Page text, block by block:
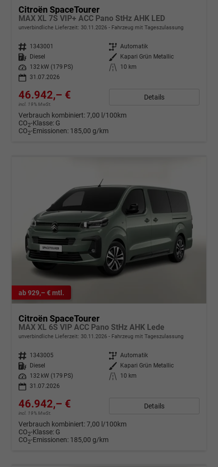
Citroën SpaceTourer
MAX XL 7S VIP+ ACC Pano StHz AHK LED
unverbindliche Lieferzeit: 30.11.2026 Fahrzeug mit Tageszulassung
Fahrzeugnr. 1343001 Getriebe Automatik
Kraftstoff
Diesel Außenfarbe
Kapari Grün Metallic
Leistung
132 kW (179 PS) Kilometerstand
10 km
31.07.2026
46.942,– €
incl. 19% MwSt.
Details
Verbrauch kombiniert:7,00 l/100km
CO2-Klasse: G
CO2-Emissionen: 185,00 g/km
ab 929,– € mtl.
Citroën SpaceTourer
MAX XL 6S VIP ACC Pano StHz AHK Lede
unverbindliche Lieferzeit: 30.11.2026 Fahrzeug mit Tageszulassung
Fahrzeugnr. 1343005 Getriebe Automatik
Kraftstoff
Diesel Außenfarbe
Kapari Grün Metallic
Leistung
132 kW (179 PS) Kilometerstand
10 km
31.07.2026
46.942,– €
incl. 19% MwSt.
Details
Verbrauch kombiniert:7,00 l/100km
CO2-Klasse: G
CO2-Emissionen: 185,00 g/km